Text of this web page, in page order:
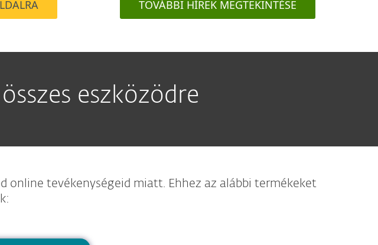
TOVÁBBI HÍREK MEGTEKINTÉSE
eszközödre
online tevékenységeid miatt. Ehhez az alábbi termékeket